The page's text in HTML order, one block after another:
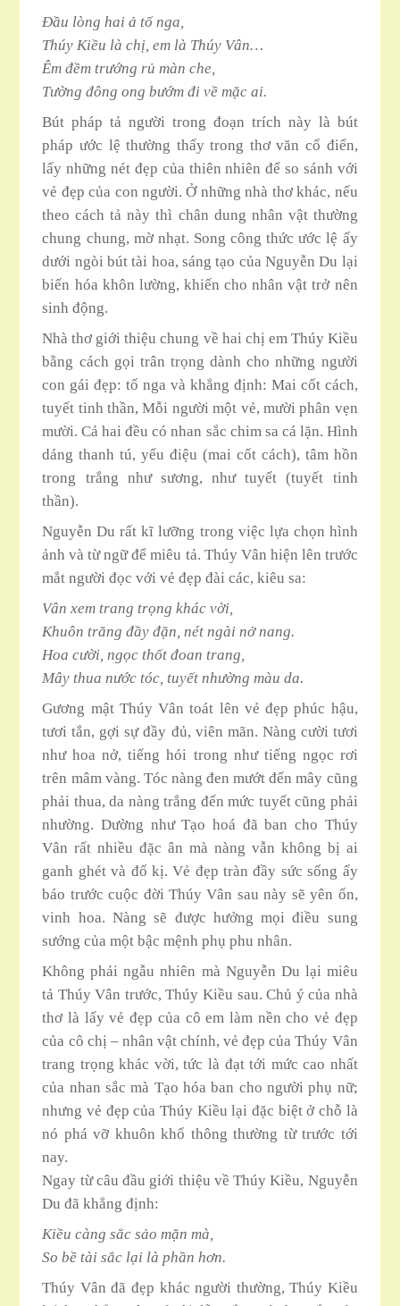
Đầu lòng hai ả tố nga,
Thúy Kiều là chị, em là Thúy Vân…
Êm đềm trướng rủ màn che,
Tường đông ong bướm đi về mặc ai.
Bút pháp tả người trong đoạn trích này là bút
pháp ước lệ thường thấy trong thơ văn cổ điển,
lấy những nét đẹp của thiên nhiên để so sánh với
vẻ đẹp của con người. Ở những nhà thơ khác, nếu
theo cách tả này thì chân dung nhân vật thường
chung chung, mờ nhạt. Song công thức ước lệ ấy
dưới ngòi bút tài hoa, sáng tạo của Nguyễn Du lại
biến hóa khôn lường, khiến cho nhân vật trở nên
sinh động.
Nhà thơ giới thiệu chung về hai chị em Thúy Kiều
bằng cách gọi trân trọng dành cho những người
con gái đẹp: tố nga và khẳng định: Mai cốt cách,
tuyết tinh thần, Mỗi người một vẻ, mười phân vẹn
mười. Cả hai đều có nhan sắc chim sa cá lặn. Hình
dáng thanh tú, yểu điệu (mai cốt cách), tâm hồn
trong trắng như sương, như tuyết (tuyết tinh
thần).
Nguyễn Du rất kĩ lưỡng trong việc lựa chọn hình
ảnh và từ ngữ để miêu tả. Thúy Vân hiện lên trước
mắt người đọc với vẻ đẹp đài các, kiêu sa:
Vân xem trang trọng khác vời,
Khuôn trăng đầy đặn, nét ngài nở nang.
Hoa cười, ngọc thốt đoan trang,
Mây thua nước tóc, tuyết nhường màu da.
Gương mật Thúy Vân toát lên vẻ đẹp phúc hậu,
tươi tắn, gợi sự đầy đủ, viên mãn. Nàng cười tươi
như hoa nở, tiếng hói trong như tiếng ngọc rơi
trên mâm vàng. Tóc nàng đen mướt đến mây cũng
phải thua, da nàng trắng đến mức tuyết cũng phải
nhường. Dường như Tạo hoá đã ban cho Thúy
Vân rất nhiều đặc ân mà nàng vẫn không bị ai
ganh ghét và đố kị. Vẻ đẹp tràn đầy sức sống ấy
báo trước cuộc đời Thúy Vân sau này sẽ yên ổn,
vinh hoa. Nàng sẽ được hưởng mọi điều sung
sướng của một bậc mệnh phụ phu nhân.
Không phải ngẫu nhiên mà Nguyễn Du lại miêu
tả Thúy Vân trước, Thúy Kiều sau. Chủ ý của nhà
thơ là lấy vẻ đẹp của cô em làm nền cho vẻ đẹp
của cô chị – nhân vật chính, vẻ đẹp của Thúy Vân
trang trọng khác vời, tức là đạt tới mức cao nhất
của nhan sắc mà Tạo hóa ban cho người phụ nữ;
nhưng vẻ đẹp của Thúy Kiều lại đặc biệt ở chỗ là
nó phá vỡ khuôn khổ thông thường từ trước tới
nay.
Ngay từ câu đầu giới thiệu về Thúy Kiều, Nguyễn
Du đã khẳng định:
Kiều càng sắc sảo mặn mà,
So bề tài sắc lại là phần hơn.
Thúy Vân đã đẹp khác người thường, Thúy Kiều